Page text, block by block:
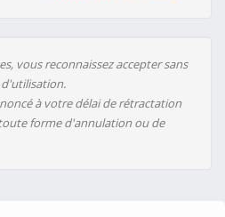
vous reconnaissez accepter sans
à votre délai de rétractation
forme d'annulation ou de